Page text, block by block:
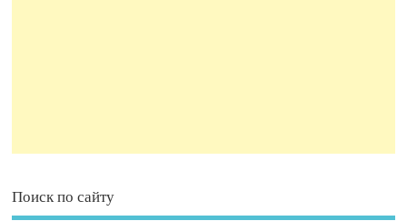
Поиск по сайту